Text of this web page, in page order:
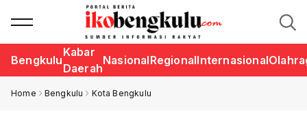
Bengkulu
Kabar
Daerah
NasionalRegionalInternasional
Home Bengkulu Kota Bengkulu